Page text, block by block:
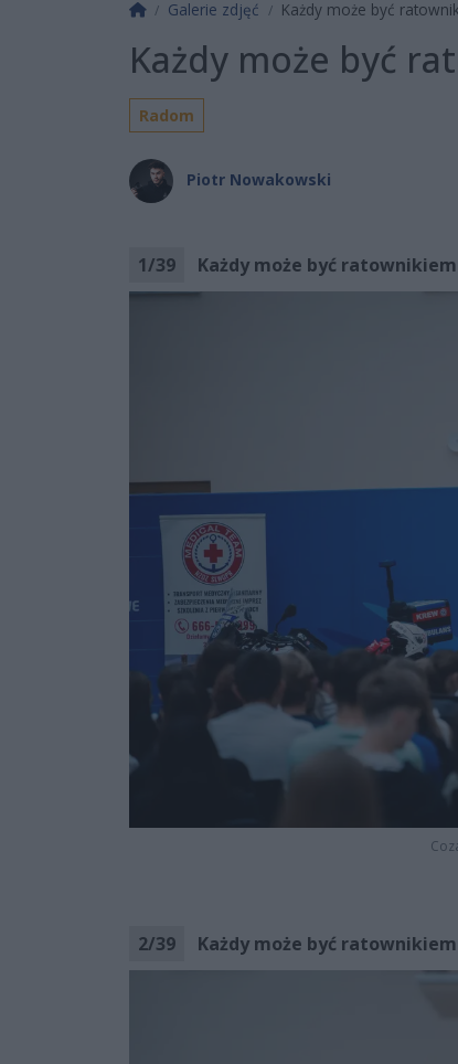
Strona główna
Galerie zdjęć Każdy może być
Każdy może być
Radom
Piotr Nowakowski
1/39 Każdy może być
2/39 Każdy może być